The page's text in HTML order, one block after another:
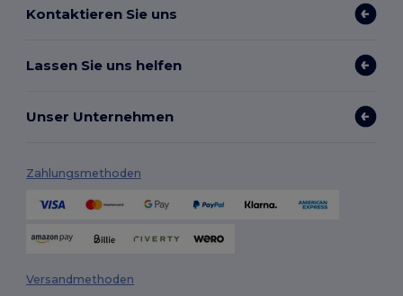
Kontaktieren Sie uns
Lassen Sie uns helfen
Unser Unternehmen
Zahlungsmethoden
Versandmethoden